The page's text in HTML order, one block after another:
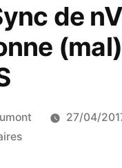
de
27/04/
sur